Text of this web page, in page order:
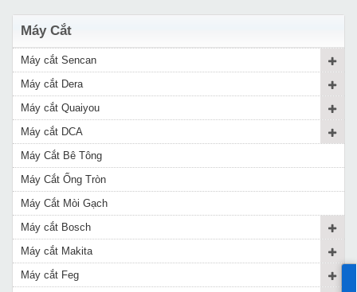
Máy Cắt
Máy cắt Sencan
Máy cắt Dera
Máy cắt Quaiyou
Máy cắt DCA
Máy Cắt Bê Tông
Máy Cắt Ống Tròn
Máy Cắt Mòi Gạch
Máy cắt Bosch
Máy cắt Makita
Máy cắt Feg